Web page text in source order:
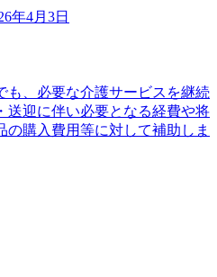
年4月3日
も、必要な介護サービスを継続
送迎に伴い必要となる経費や将
購入費用等に対して補助しま